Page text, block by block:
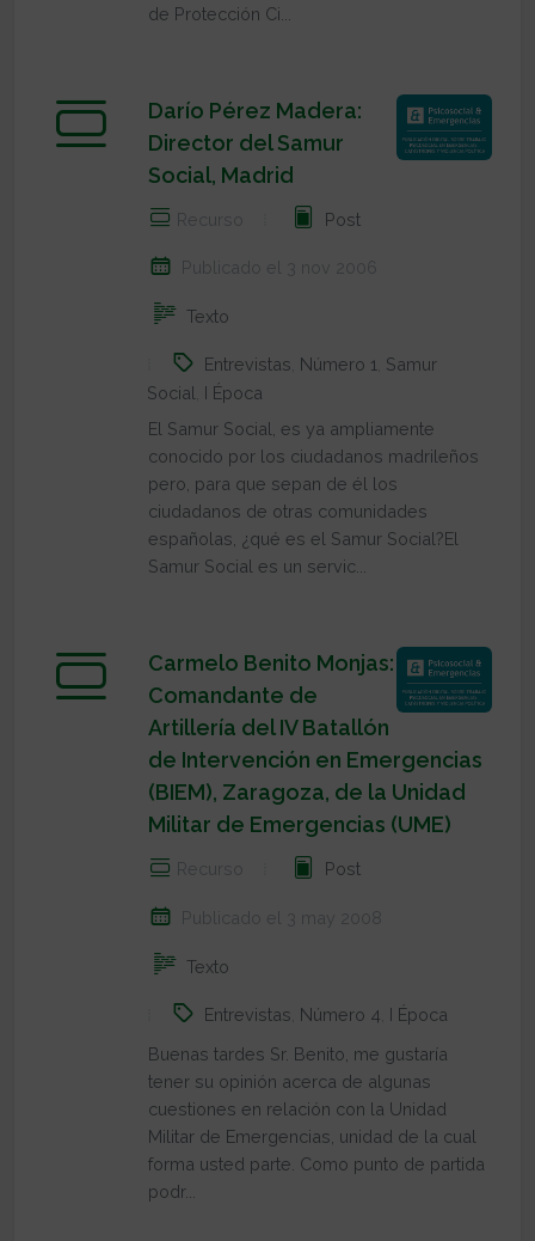
de Protección Ci...
Darío Pérez Madera:
Director del Samur
Social, Madrid
Recurso Post
Publicado el 3 nov 2006
Texto
Entrevistas Número 1 Samur
Social I Época
El Samur Social, es ya ampliamente
conocido por los ciudadanos madrileños
pero, para que sepan de él los
ciudadanos de otras comunidades
españolas, ¿qué es el Samur Social?El
Samur Social es un servic...
Carmelo Benito Monjas:
Comandante de
Artillería del IV Batallón
de Intervención en Emergencias
(BIEM), Zaragoza, de la Unidad
Militar de Emergencias (UME)
Recurso Post
Publicado el 3 may 2008
Texto
Entrevistas Número 4 I Época
Buenas tardes Sr. Benito, me gustaría
tener su opinión acerca de algunas
cuestiones en relación con la Unidad
Militar de Emergencias, unidad de la cual
forma usted parte. Como punto de partida
podr...